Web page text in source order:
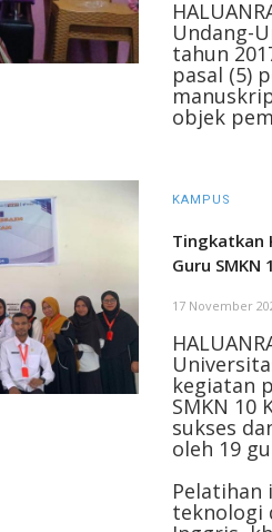
Undang-
tahun
pasal (5)
objek
KAMPUS
Tingkatkan
Guru
17 November
kegiatan
SMKN 10
sukses
oleh 19
Pelatihan
teknologi